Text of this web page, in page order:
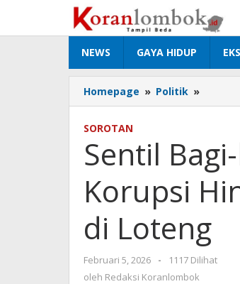
konten
NEWS GAYA HIDUP
Homepage » Politik »
Bagi-
Hibah,
Korupsi
Hingga
MBG
di
SOROTAN
Sentil
Korupsi
di Loteng
Februari 5, 2026
oleh
Redaksi
-
1117 Dilihat
oleh Redaksi Koranlombok